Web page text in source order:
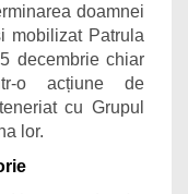
doamnei
mobilizat Patrula
decembrie chiar
o acțiune de
cu Grupul
lor.